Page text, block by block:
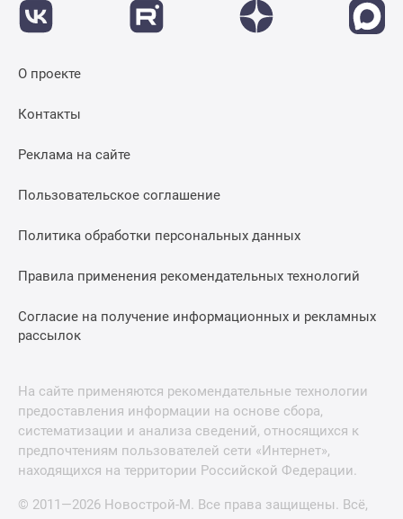
О проекте
Контакты
Реклама на сайте
Пользовательское соглашение
Политика обработки персональных данных
Правила применения рекомендательных технологий
Согласие на получение информационных и рекламных
рассылок
На сайте применяются рекомендательные технологии
предоставления информации на основе сбора,
систематизации и анализа сведений, относящихся к
предпочтениям пользователей сети «Интернет»,
находящихся на территории Российской Федерации.
© 2011—2026 Новострой-М. Все права защищены. Всё,